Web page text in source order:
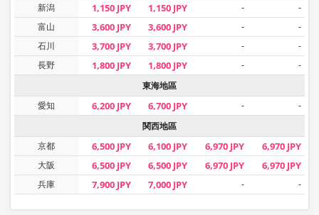
新潟
1,150 JPY 1,150 JPY -
-
富山
3,600 JPY 3,600 JPY -
-
石川
3,700 JPY 3,700 JPY -
-
長野
1,800 JPY 1,800 JPY -
-
東海地區
愛知
6,200 JPY 6,700 JPY -
-
関西地區
京都
6,500 JPY 6,100 JPY 6,970 JPY 6,970 JPY
大阪 6,500 JPY 6,500 JPY 6,970 JPY 6,970 JPY
兵庫 7,900 JPY 7,000 JPY - -